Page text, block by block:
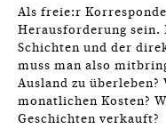
Als freie:r
Herausforderung
Schichten und der
muss man also
Ausland zu
monatlichen Kosten?
Geschichten verkauft?